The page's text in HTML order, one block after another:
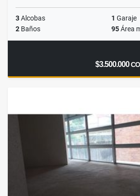
3Alcobas 1 Garaje
2 Baños 95Área
$3.500.000